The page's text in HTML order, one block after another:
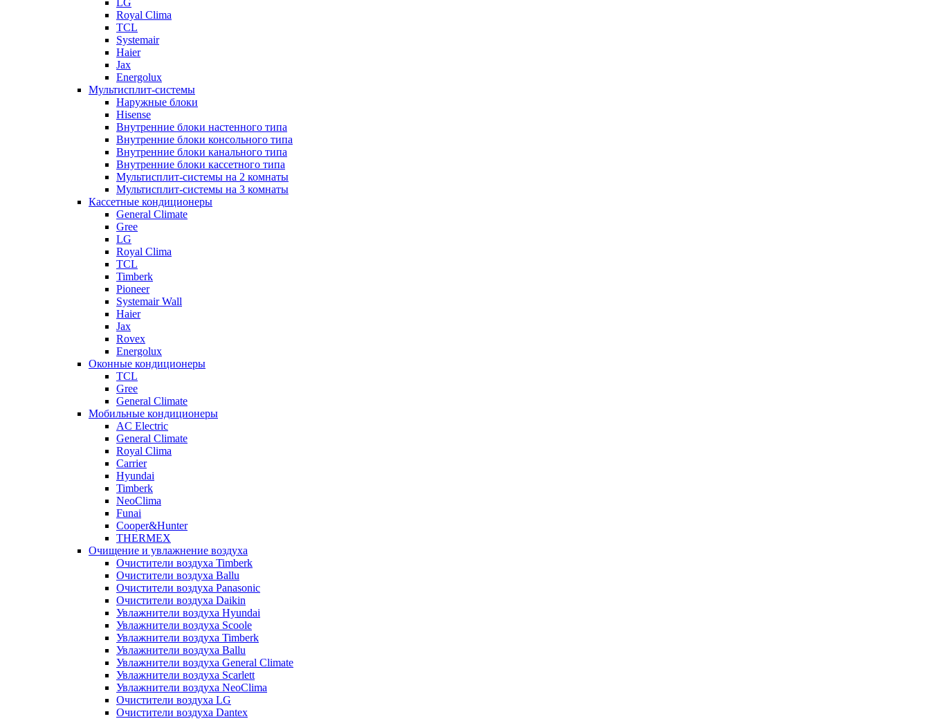
LG
Royal Clima
TCL
Systemair
Haier
Jax
Energolux
Мультисплит-системы
Наружные блоки
Hisense
Внутренние блоки настенного типа
Внутренние блоки консольного типа
Внутренние блоки канального типа
Внутренние блоки кассетного типа
Мультисплит-системы на 2 комнаты
Мультисплит-системы на 3 комнаты
Кассетные кондиционеры
General Climate
Gree
LG
Royal Clima
TCL
Timberk
Pioneer
Systemair Wall
Haier
Jax
Rovex
Energolux
Оконные кондиционеры
TCL
Gree
General Climate
Мобильные кондиционеры
AC Electric
General Climate
Royal Clima
Carrier
Hyundai
Timberk
NeoClima
Funai
Cooper&Hunter
THERMEX
Очищение и увлажнение воздуха
Очистители воздуха Timberk
Очистители воздуха Ballu
Очистители воздуха Panasonic
Очистители воздуха Daikin
Увлажнители воздуха Hyundai
Увлажнители воздуха Scoole
Увлажнители воздуха Timberk
Увлажнители воздуха Ballu
Увлажнители воздуха General Climate
Увлажнители воздуха Scarlett
Увлажнители воздуха NeoClima
Очистители воздуха LG
Очистители воздуха Dantex